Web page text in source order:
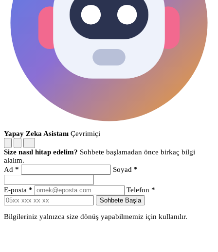
Yapay Zeka Asistanı Çevrimiçi
−
Size nasıl hitap edelim? Sohbete başlamadan önce birkaç bilgi
alalım.
Ad * Soyad *
E-posta * Telefon *
Sohbete Başla
Bilgileriniz yalnızca size dönüş yapabilmemiz için kullanılır.